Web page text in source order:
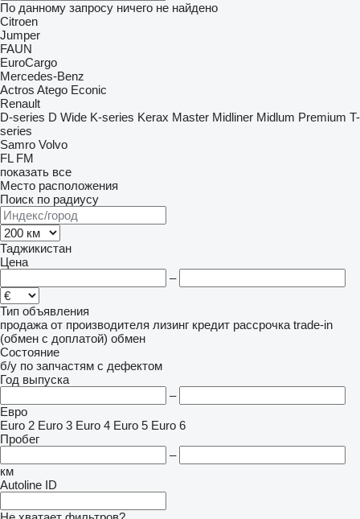
По данному запросу ничего не найдено
Citroen
Jumper
FAUN
EuroCargo
Mercedes-Benz
Actros Atego Econic
Renault
D-series D Wide K-series Kerax Master Midliner Midlum Premium T-
series
Samro Volvo
FL FM
показать все
Место расположения
Поиск по радиусу
Таджикистан
Цена
–
Тип объявления
продажа от производителя лизинг кредит рассрочка trade-in
(обмен с доплатой) обмен
Состояние
б/у по запчастям с дефектом
Год выпуска
–
Евро
Euro 2 Euro 3 Euro 4 Euro 5 Euro 6
Пробег
–
км
Autoline ID